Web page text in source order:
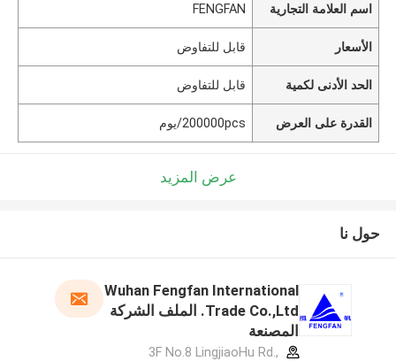
اسم العلامة التجارية FENGFAN
الأسعار قابل للتفاوض
الحد الأدنى لكمية قابل للتفاوض
القدرة على العرض 200000pcs/يوم
عرض المزيد
حول نا
Wuhan Fengfan International
Trade Co.,Ltd. الملف الشركة
المصنعة
3F No.8 LingjiaoHu Rd.,